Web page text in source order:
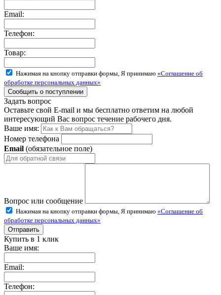
Email:
Телефон:
Товар:
Нажимая на кнопку отправки формы, Я принимаю «Соглашение об
обработке персональных данных»
Задать вопрос
Оставьте свой E-mail и мы бесплатно ответим на любой
интересующий Вас вопрос течение рабочего дня.
Ваше имя:
Номер телефона
Email (обязательное поле)
Вопрос или сообщение
Нажимая на кнопку отправки формы, Я принимаю «Соглашение об
обработке персональных данных»
Купить в 1 клик
Ваше имя:
Email:
Телефон: